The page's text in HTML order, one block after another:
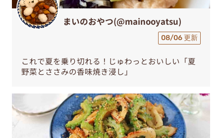
まいのおやつ(@mainooyatsu)
08/06 更新
これで夏を乗り切れる！じゅわっとおいしい「夏
野菜とささみの香味焼き浸し」